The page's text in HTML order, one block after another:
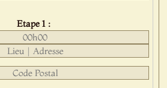
Etape 1 :